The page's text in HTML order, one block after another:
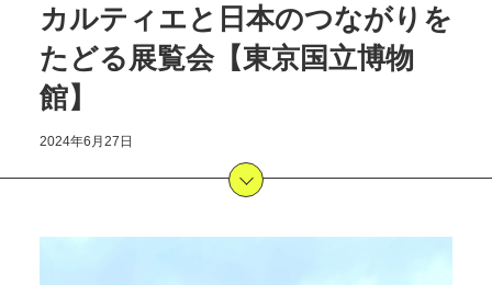
MUSEUM 美術館情報
NEWS
CONTACT
カルティエと日本のつながりを
たどる展覧会【東京国立博物
館】
2024年6月27日